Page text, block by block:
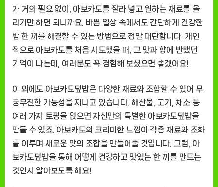
가 거의 필요 없이, 아보카도를 잘라 넣고 원하는 재료를 올
리기만 하면 되니까요. 바쁜 일상 속에서도 간단하게 건강한
밥 한 끼를 해결할 수 있는 방법으로 정말 대단합니다. 개인
적으로 아보카도를 처음 시도했을 때, 그 맛과 향에 반했던
기억이 나는데, 여러분도 꼭 경험해 보셨으면 좋겠어요!
이 외에도 아보카도덮밥은 다양한 재료와 조합할 수 있어 무
궁무진한 가능성을 지니고 있습니다. 해산물, 고기, 채소 등
여러 가지 토핑을 얹으면 자신만의 특별한 아보카도덮밥을
만들 수 있죠. 아보카도의 크리미한 느낌이 각종 재료와 조화
를 이루며 새로운 맛의 조합을 만들어줄 것입니다. 그럼, 아
보카도덮밥을 통해 어떻게 건강하고 맛있는 한 끼를 만드는
것인지 알아보도록 해요!